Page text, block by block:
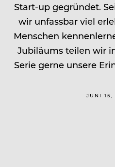
Start-up gegründet.
wir unfassbar viel
Menschen
Jubiläums teilen wir
Serie gerne unsere
JUNI 15,